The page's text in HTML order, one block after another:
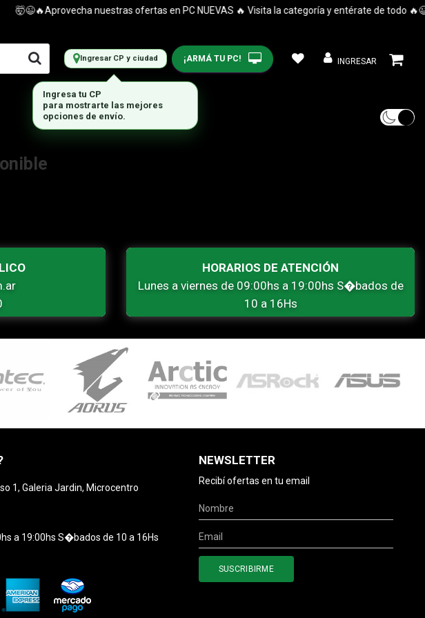
🤯😉🔥Aprovecha nuestras ofertas en PC NUEVAS 🔥 Visita la categoría y entérate de todo
Ingresar CP y ciudad ¡ARMÁ TU PC! INGRESAR
HORARIOS DE ATENCIÓN
Lunes a viernes de 09:00hs a 19:00hs S�bados de
10 a 16Hs
1, Galeria Jardin, Microcentro
a 19:00hs S�bados de 10 a 16Hs
NEWSLETTER
Recibí ofertas en tu email
Ingresa tu CP
para mostrarte las mejores
opciones de envío.